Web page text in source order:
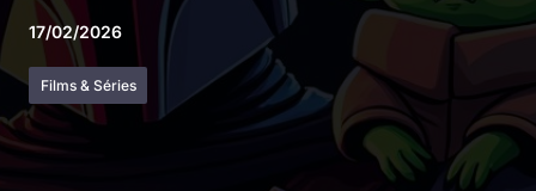
17/02/2026
Films & Séries